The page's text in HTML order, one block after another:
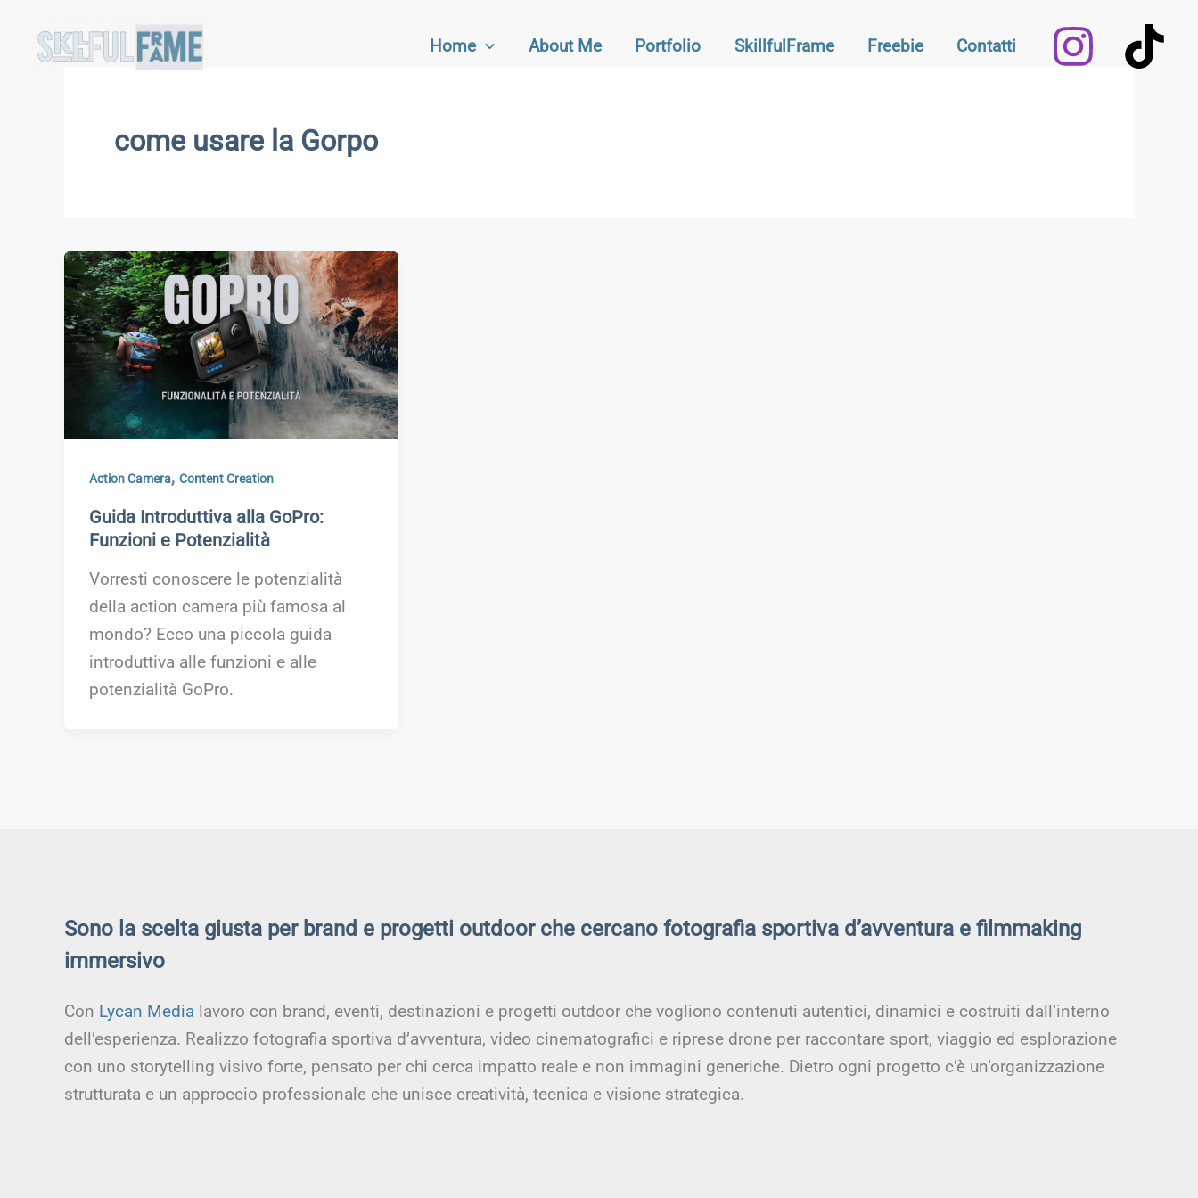
contenuto
Home About Me Portfolio SkillfulFrame Freebie Contatti
come usare la Gorpo
Action Camera,Content Creation
Guida Introduttiva alla GoPro:
Funzioni e Potenzialità
Vorresti conoscere le potenzialità
della action camera più famosa al
mondo? Ecco una piccola guida
introduttiva alle funzioni e alle
potenzialità GoPro.
Sono la scelta giusta per brand e progetti outdoor che cercano fotografia sportiva d’avventura e filmmaking
immersivo
Con Lycan Media lavoro con brand, eventi, destinazioni e progetti outdoor che vogliono contenuti autentici, dinamici e costruiti dall’interno
dell’esperienza. Realizzo fotografia sportiva d’avventura, video cinematografici e riprese drone per raccontare sport, viaggio ed esplorazione
con uno storytelling visivo forte, pensato per chi cerca impatto reale e non immagini generiche. Dietro ogni progetto c’è un’organizzazione
strutturata e un approccio professionale che unisce creatività, tecnica e visione strategica.